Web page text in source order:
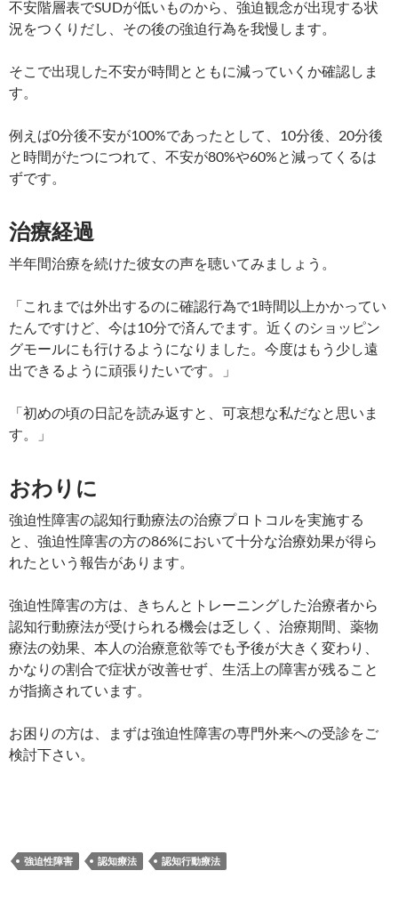
不安階層表でSUDが低いものから、強迫観念が出現する状
況をつくりだし、その後の強迫行為を我慢します。
そこで出現した不安が時間とともに減っていくか確認しま
す。
例えば0分後不安が100%であったとして、10分後、20分後
と時間がたつにつれて、不安が80%や60%と減ってくるは
ずです。
治療経過
半年間治療を続けた彼女の声を聴いてみましょう。
「これまでは外出するのに確認行為で1時間以上かかってい
たんですけど、今は10分で済んでます。近くのショッピン
グモールにも行けるようになりました。今度はもう少し遠
出できるように頑張りたいです。」
「初めの頃の日記を読み返すと、可哀想な私だなと思いま
す。」
おわりに
強迫性障害の認知行動療法の治療プロトコルを実施する
と、強迫性障害の方の86%において十分な治療効果が得ら
れたという報告があります。
強迫性障害の方は、きちんとトレーニングした治療者から
認知行動療法が受けられる機会は乏しく、治療期間、薬物
療法の効果、本人の治療意欲等でも予後が大きく変わり、
かなりの割合で症状が改善せず、生活上の障害が残ること
が指摘されています。
お困りの方は、まずは強迫性障害の専門外来への受診をご
検討下さい。
強迫性障害 認知療法 認知行動療法